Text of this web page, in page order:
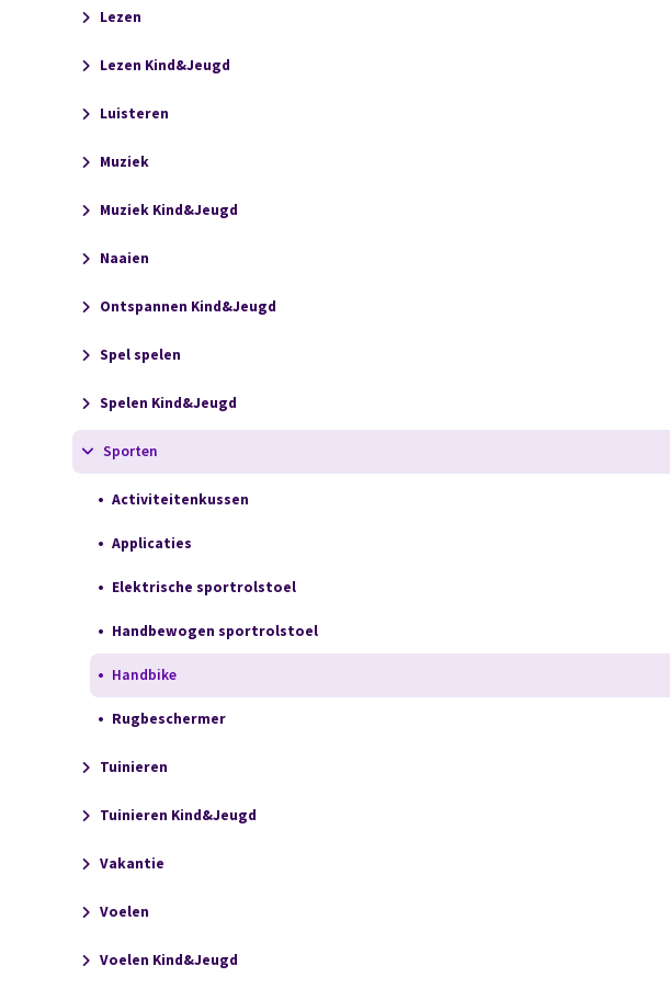
Lezen
Lezen Kind&Jeugd
Luisteren
Muziek
Muziek Kind&Jeugd
Naaien
Ontspannen Kind&Jeugd
Spel spelen
Spelen Kind&Jeugd
Sporten
Activiteitenkussen
Applicaties
Elektrische sportrolstoel
Handbewogen sportrolstoel
Handbike
Rugbeschermer
Tuinieren
Tuinieren Kind&Jeugd
Vakantie
Voelen
Voelen Kind&Jeugd